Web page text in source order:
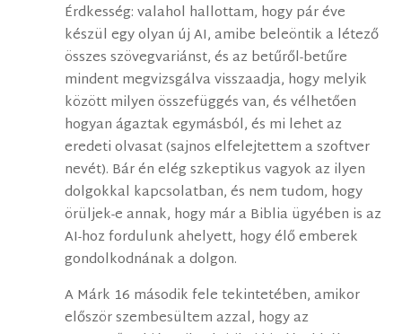
Érdkesség: valahol hallottam, hogy pár éve
készül egy olyan új AI, amibe beleöntik a létező
összes szövegvariánst, és az betűről-betűre
mindent megvizsgálva visszaadja, hogy melyik
között milyen összefüggés van, és vélhetően
hogyan ágaztak egymásból, és mi lehet az
eredeti olvasat (sajnos elfelejtettem a szoftver
nevét). Bár én elég szkeptikus vagyok az ilyen
dolgokkal kapcsolatban, és nem tudom, hogy
örüljek-e annak, hogy már a Biblia ügyében is az
AI-hoz fordulunk ahelyett, hogy élő emberek
gondolkodnának a dolgon.
A Márk 16 második fele tekintetében, amikor
először szembesültem azzal, hogy az